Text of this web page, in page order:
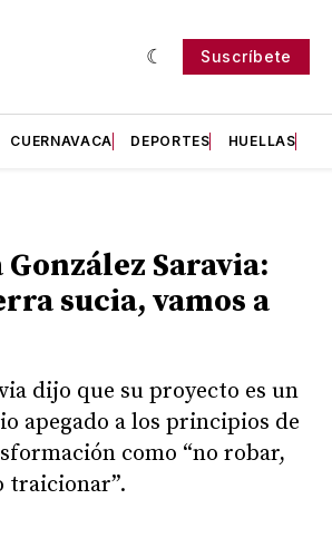
Suscríbete
CUERNAVACA DEPORTES HUELLAS
Saravia:
sucia, vamos a
dijo que su proyecto es un
apegado a los principios de
como “no robar,
traicionar”.